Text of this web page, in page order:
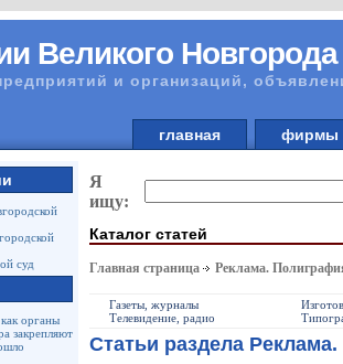
Великого Новгорода
и организаций,
главная
суд
органы
закрепляют
Я
ищу:
Каталог статей
Главная страница Реклама.
Газеты, журналы
Телевидение, радио
Статьи раздела